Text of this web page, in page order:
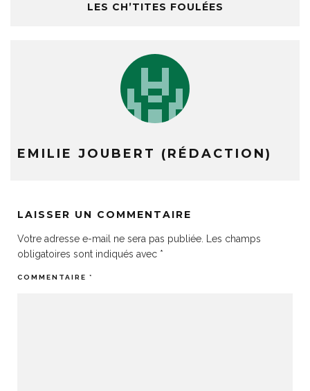
LES CH’TITES FOULÉES
EMILIE JOUBERT (RÉDACTION)
LAISSER UN COMMENTAIRE
Votre adresse e-mail ne sera pas publiée.
Les champs
obligatoires sont indiqués avec *
COMMENTAIRE *